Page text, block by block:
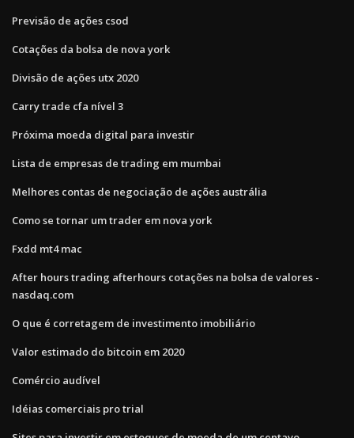
Previsão de ações csod
Cotações da bolsa de nova york
Divisão de ações utx 2020
Carry trade cfa nível 3
Próxima moeda digital para investir
Lista de empresas de trading em mumbai
Melhores contas de negociação de ações austrália
Como se tornar um trader em nova york
Fxdd mt4 mac
After hours trading afterhours cotações na bolsa de valores -
nasdaq.com
O que é corretagem de investimento imobiliário
Valor estimado do bitcoin em 2020
Comércio audível
Idéias comerciais pro trial